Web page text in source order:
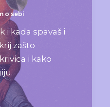
o sebi
i kada spavaš i
zašto
i kako